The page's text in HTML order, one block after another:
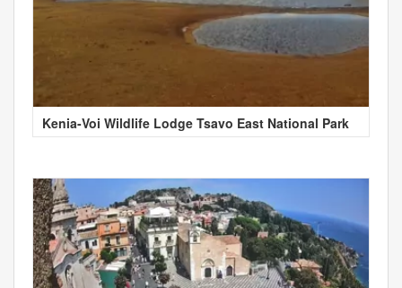
Kenia-Voi Wildlife Lodge Tsavo East National Park